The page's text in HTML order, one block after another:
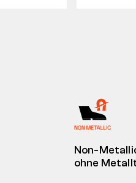
Non-
ohne